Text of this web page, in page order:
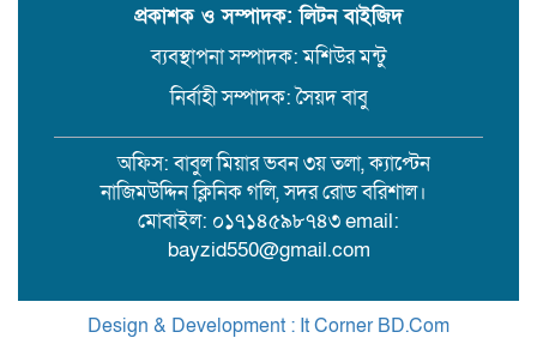
বরিশাল সংস্কৃতিকেন্দ্রের ৩৬ জুলাই
সেমিনার
পরিবর্তনের প্রতিশ্রুতি থেকে রাজনৈতিক
অস্থিরতা: কোথায় যাচ্ছে বাংলাদেশ?
ওপর হামলা, জেলা সাংবাদিক ইউনিয়নের
নিন্দা
প্রকাশক ও সম্পাদক: লিটন বাইজিদ
ব্যবস্থাপনা সম্পাদক: মশিউর মন্টু
নির্বাহী সম্পাদক: সৈয়দ বাবু
অফিস: বাবুল মিয়ার ভবন ৩য় তলা, ক্যাপ্টেন
নাজিমউদ্দিন ক্লিনিক গলি, সদর রোড বরিশাল।
মোবাইল: ০১৭১৪৫৯৮৭৪৩ email:
bayzid550@gmail.com
Design & Development : It Corner BD.Com